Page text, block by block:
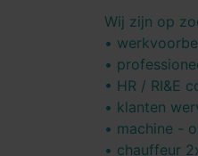
Wij zijn op
•
•
• HR / RI&E
• klanten
• machine -
• chauffeur